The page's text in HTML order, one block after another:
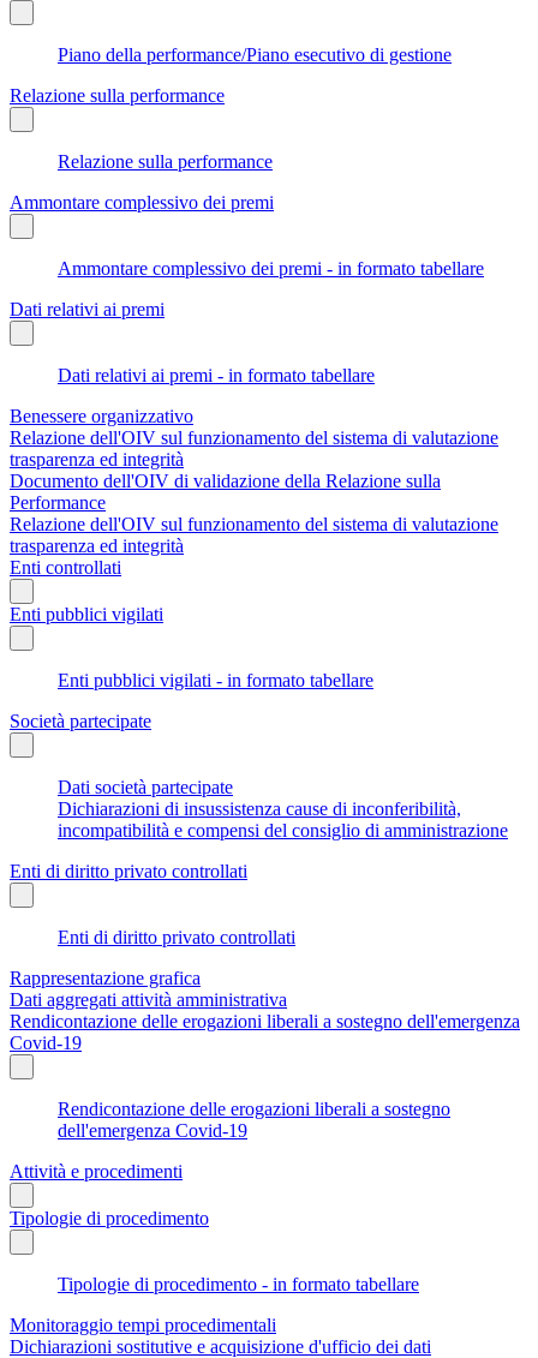
Piano della performance/Piano esecutivo di gestione
Relazione sulla performance
Relazione sulla performance
Ammontare complessivo dei premi
Ammontare complessivo dei premi - in formato tabellare
Dati relativi ai premi
Dati relativi ai premi - in formato tabellare
Benessere organizzativo
Relazione dell'OIV sul funzionamento del sistema di valutazione
trasparenza ed integrità
Documento dell'OIV di validazione della Relazione sulla
Performance
Relazione dell'OIV sul funzionamento del sistema di valutazione
trasparenza ed integrità
Enti controllati
Enti pubblici vigilati
Enti pubblici vigilati - in formato tabellare
Società partecipate
Dati società partecipate
Dichiarazioni di insussistenza cause di inconferibilità,
incompatibilità e compensi del consiglio di amministrazione
Enti di diritto privato controllati
Enti di diritto privato controllati
Rappresentazione grafica
Dati aggregati attività amministrativa
Rendicontazione delle erogazioni liberali a sostegno dell'emergenza
Covid-19
Rendicontazione delle erogazioni liberali a sostegno
dell'emergenza Covid-19
Attività e procedimenti
Tipologie di procedimento
Tipologie di procedimento - in formato tabellare
Monitoraggio tempi procedimentali
Dichiarazioni sostitutive e acquisizione d'ufficio dei dati